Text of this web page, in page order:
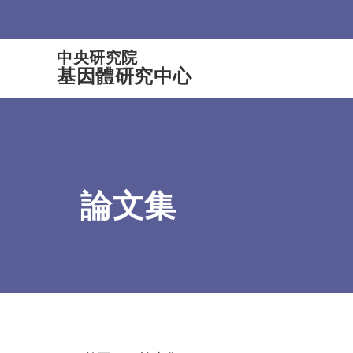
中央研究院
基因體研究中心
論文集